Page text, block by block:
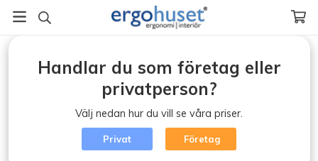
Balansbräda/Balansprodukter / Balance Sittboll
Handlar du som företag eller
privatperson?
Välj nedan hur du vill se våra priser.
Privat Företag